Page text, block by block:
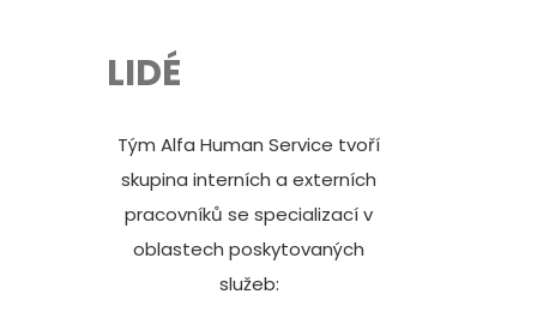
LIDÉ
Tým Alfa Human Service tvoří
skupina interních a externích
pracovníků se specializací v
oblastech poskytovaných
služeb: